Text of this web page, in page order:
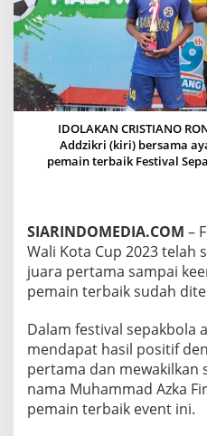
E
M
A
I
N
T
E
R
B
A
I
S
T
I
V
A
S
E
P
A
K
B
IDOLAKAN CRISTIANO
Addzikri (kiri) bersama
pemain terbaik Festival
SIARINDOMEDIA.COM –
Wali Kota Cup 2023 telah
juara pertama sampai
pemain terbaik sudah
Dalam festival sepakbola
mendapat hasil positif
pertama dan mewakilkan
nama Muhammad Azka
pemain terbaik event ini.